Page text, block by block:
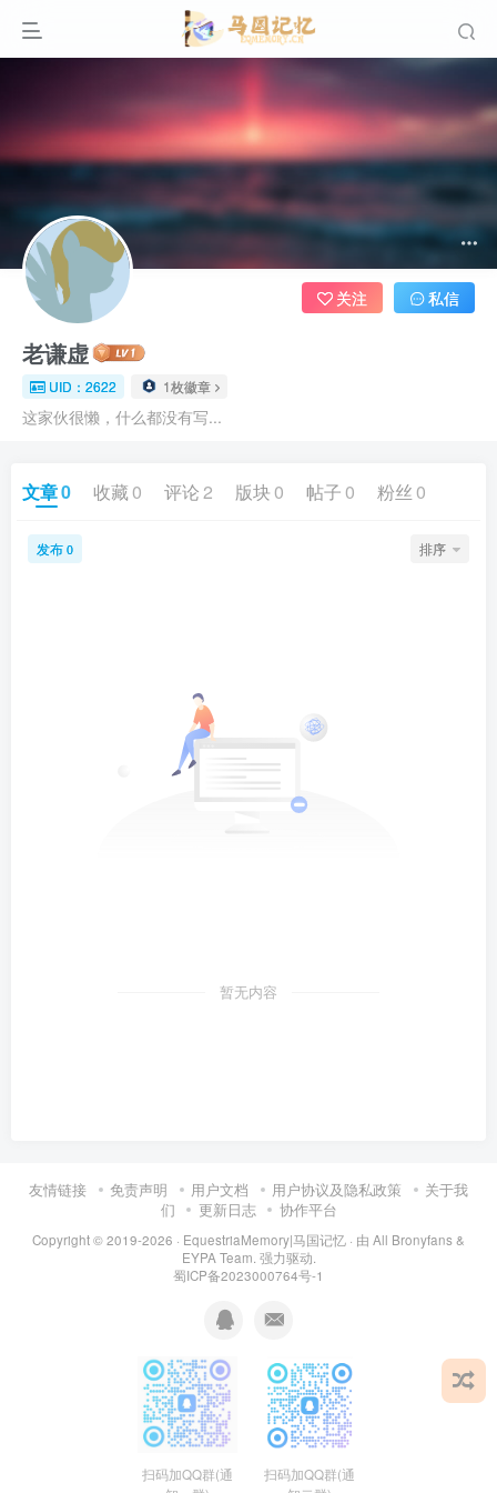
老谦虚
UID：2622 1枚徽章
这家伙很懒，什么都没有写...
关注 私信
文章0 收藏 0 评论 2 版块 0 帖子 0 粉丝 0
发布 0 排序
暂无内容
友情链接 免责声明 用户文档 用户协议及隐私政策
关于我
们
更新日志 协作平台
Copyright © 2019-2026 · EquestriaMemory|马国记忆 · 由 All Bronyfans &
EYPA Team. 强力驱动.
蜀ICP备2023000764号-1
扫码加QQ群(通
扫码加QQ群(通